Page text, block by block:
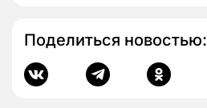
Поделиться новостью: